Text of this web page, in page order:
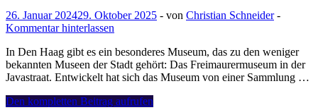
26. Januar 202429. Oktober 2025 - von Christian Schneider-
Kommentar hinterlassen
In Den Haag gibt es ein besonderes Museum, das zu den weniger
bekannten Museen der Stadt gehört: Das Freimaurermuseum in der
Javastraat. Entwickelt hat sich das Museum von einer Sammlung …
Das
Den kompletten Beitrag aufrufen